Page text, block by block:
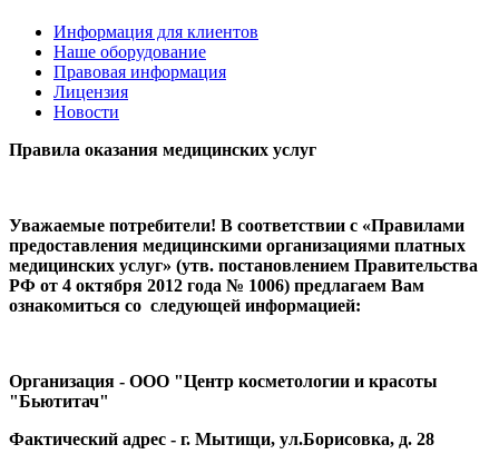
Информация для клиентов
Наше оборудование
Правовая информация
Лицензия
Новости
Правила оказания медицинских услуг
Уважаемые потребители! В соответствии с «Правилами
предоставления медицинскими организациями платных
медицинских услуг» (утв. постановлением Правительства
РФ от 4 октября 2012 года № 1006) предлагаем Вам
ознакомиться со следующей информацией:
Организация - ООО "Центр косметологии и красоты
"Бьютитач"
Фактический адрес - г. Мытищи, ул.Борисовка, д. 28